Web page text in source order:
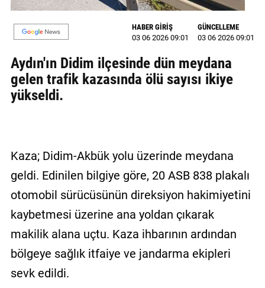
YAZARLAR
BİZE
ULAŞIN
Künye
Gizlilik
Politikası
HABER GİRİŞ
03 06 2026 09:01
GÜNCELLEME
03 06 2026 09:01
Aydın'ın Didim ilçesinde dün meydana
gelen trafik kazasında ölü sayısı ikiye
yükseldi.
Kaza; Didim-Akbük yolu üzerinde meydana
geldi. Edinilen bilgiye göre, 20 ASB 838 plakalı
otomobil sürücüsünün direksiyon hakimiyetini
kaybetmesi üzerine ana yoldan çıkarak
makilik alana uçtu. Kaza ihbarının ardından
bölgeye sağlık itfaiye ve jandarma ekipleri
sevk edildi.